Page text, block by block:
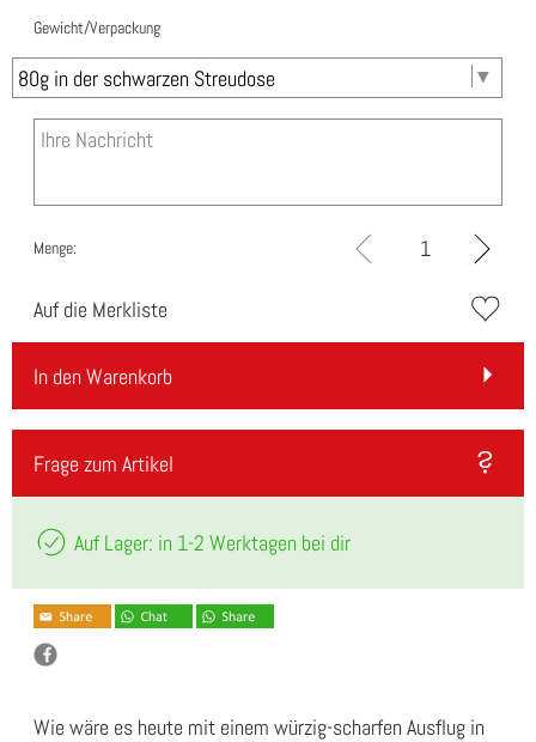
Gewicht/Verpackung
Menge:
Auf die Merkliste
In den Warenkorb
Frage zum Artikel
Auf Lager: in 1-2 Werktagen bei dir
Wie wäre es heute mit einem würzig-scharfen Ausflug in